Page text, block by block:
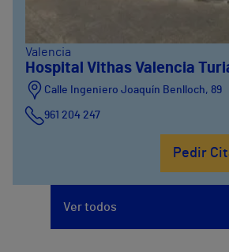
Valencia
Hospital Vithas Valencia
Calle Ingeniero Joaquín Benlloch, 89
961 204 247
Pedir
Ver todos